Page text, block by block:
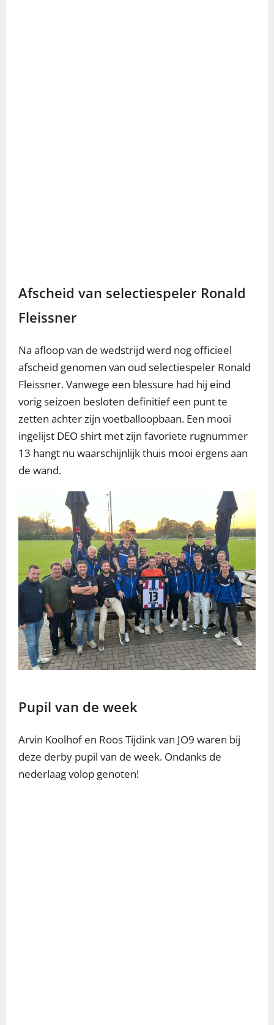
Afscheid van selectiespeler Ronald
Fleissner
Na afloop van de wedstrijd werd nog officieel
afscheid genomen van oud selectiespeler Ronald
Fleissner. Vanwege een blessure had hij eind
vorig seizoen besloten definitief een punt te
zetten achter zijn voetballoopbaan. Een mooi
ingelijst DEO shirt met zijn favoriete rugnummer
13 hangt nu waarschijnlijk thuis mooi ergens aan
de wand.
Pupil van de week
Arvin Koolhof en Roos Tijdink van JO9 waren bij
deze derby pupil van de week. Ondanks de
nederlaag volop genoten!